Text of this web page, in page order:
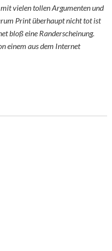
vielen tollen Argumenten und
Print überhaupt nicht tot ist
bloß eine Randerscheinung.
einem aus dem Internet